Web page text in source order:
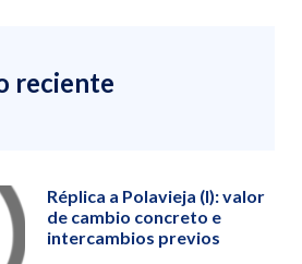
reciente
Réplica a Polavieja (I): valor
de cambio concreto e
intercambios previos